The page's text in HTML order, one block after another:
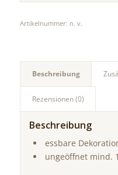
Artikelnummer: n. v.
Beschreibung
Rezensionen (0)
Beschreibung
essbare
ungeöffnet mind.